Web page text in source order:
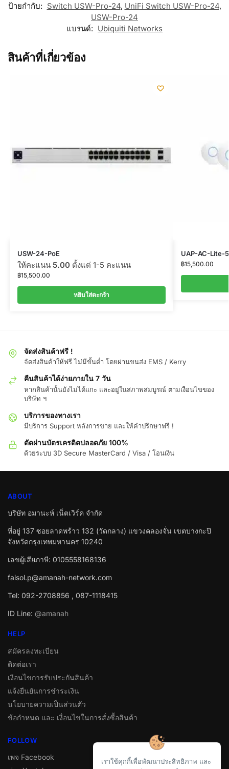
ป้ายกำกับ: Switch USW-Pro-24, UniFi Switch USW-Pro-24,
USW-Pro-24
แบรนด์: Ubiquiti Networks
สินค้าที่เกี่ยวข้อง
USW-24-PoE
ให้คะแนน 5.00 ตั้งแต่ 1-5 คะแนน
฿15,500.00
หยิบใส่ตะกร้า
UAP-AC-Lite-5
฿15,500.00
จัดส่งสินค้าฟรี !
จัดส่งสินค้าให้ฟรี ไม่มีขั้นต่ำ โดยผ่านขนส่ง EMS / Kerry
คืนสินค้าได้ง่ายภายใน 7 วัน
หากสินค้านั้นยังไม่ได้แกะ และอยู่ในสภาพสมบูรณ์ ตามเงือนไขของ
บริษัท ฯ
บริการของทางเรา
มีบริการ Support หลังการขาย และให้คำปรึกษาฟรี !
ตัดผ่านบัตรเครดิตปลอดภัย 100%
ด้วยระบบ 3D Secure MasterCard / Visa / โอนเงิน
ABOUT
บริษัท อมานะห์ เน็ตเวิร์ค จำกัด
ที่อยู่ 137 ซอยลาดพร้าว 132 (วัดกลาง) แขวงคลองจั่น เขตบางกะปิ
จังหวัดกรุงเทพมหานคร 10240
เลขผู้เสียภาษี: 0105558168136
faisol.p@amanah-network.com
Tel: 092-2708856 , 087-1118415
ID Line: @amanah
HELP
สมัครลงทะเบียน
ติดต่อเรา
เงือนไขการรับประกันสินค้า
แจ้งยืนยันการชำระเงิน
นโยบายความเป็นส่วนตัว
ข้อกำหนด และ เงื่อนไขในการสั่งซื้อสินค้า
FOLLOW
เพจ Facebook
เราใช้คุกกี้เพื่อพัฒนาประสิทธิภาพ และ